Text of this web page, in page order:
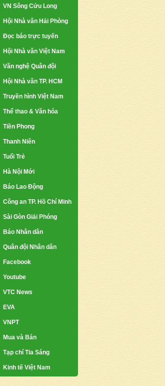
VN Sông Cửu Long
Hội Nhà văn Hải Phòng
Đọc báo trực tuyến
Hội Nhà văn Việt Nam
Văn nghệ Quân đội
Hội Nhà văn TP. HCM
Truyền hình Việt Nam
Thể thao & Văn hóa
Tiền Phong
Thanh Niên
Tuổi Trẻ
Hà Nội Mới
Báo Lao Động
Công an TP. Hồ Chí Minh
Sài Gòn Giải Phóng
Báo Nhân dân
Quân đội Nhân dân
Facebook
Youtube
VTC News
EVA
VNPT
Mua và Bán
Tạp chí Tia Sáng
Kinh tế Việt Nam